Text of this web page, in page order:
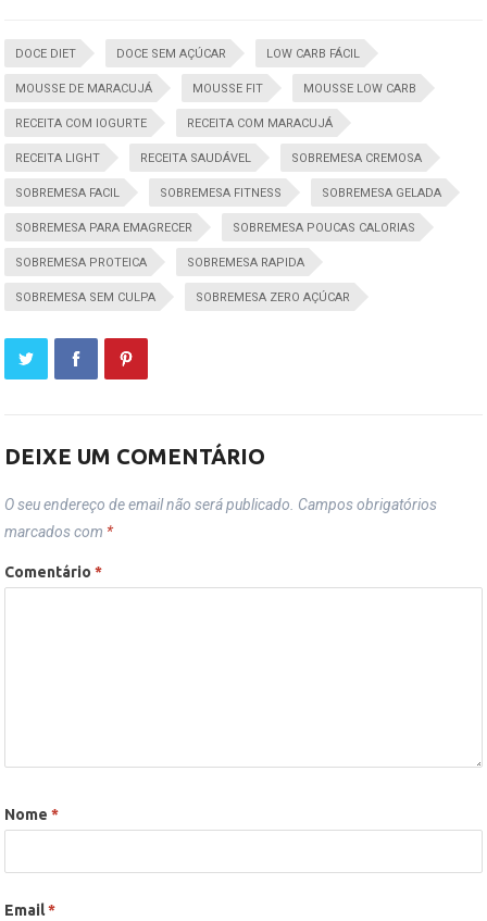
DOCE DIET DOCE SEM AÇÚCAR LOW CARB FÁCIL
MOUSSE DE MARACUJÁ MOUSSE FIT MOUSSE LOW CARB
RECEITA COM IOGURTE RECEITA COM MARACUJÁ
RECEITA LIGHT RECEITA SAUDÁVEL SOBREMESA CREMOSA
SOBREMESA FACIL SOBREMESA FITNESS SOBREMESA GELADA
SOBREMESA PARA EMAGRECER SOBREMESA POUCAS CALORIAS
SOBREMESA PROTEICA SOBREMESA RAPIDA
SOBREMESA SEM CULPA SOBREMESA ZERO AÇÚCAR
DEIXE UM COMENTÁRIO
O seu endereço de email não será publicado. Campos obrigatórios
marcados com *
Comentário*
Nome*
Email*